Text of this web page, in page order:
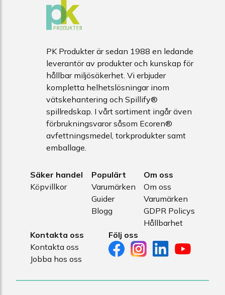
PK Produkter är sedan 1988 en ledande
leverantör av produkter och kunskap för
hållbar miljösäkerhet. Vi erbjuder
kompletta helhetslösningar inom
vätskehantering och Spillify®
spillredskap. I vårt sortiment ingår även
förbrukningsvaror såsom Ecoren®
avfettningsmedel, torkprodukter samt
emballage.
Säker handel
Köpvillkor
Populärt
Varumärken
Guider
Blogg
Om oss
Om oss
Varumärken
GDPR Policys
Hållbarhet
Kontakta oss
Kontakta oss
Jobba hos oss
Följ oss